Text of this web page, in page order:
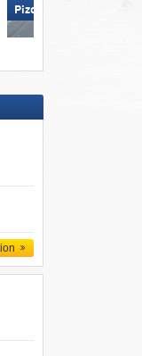
Pizol – Bad Ragaz/​Wangs